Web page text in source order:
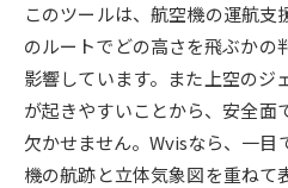
併願校選び
先輩が入学を決めた理由
新生活お役立ちガイド
このツールは、航空機の運航支
のルートでどの高さを飛ぶかの
影響しています。また上空のジ
が起きやすいことから、安全面
欠かせません。Wvisなら、一目
機の航跡と立体気象図を重ねて